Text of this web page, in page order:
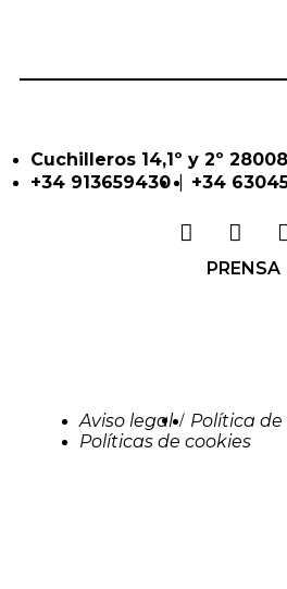
Cuchilleros 14,1º y 2º
+34 913659430 | +34
PRENSA
Aviso legal / Política
Políticas de cookies